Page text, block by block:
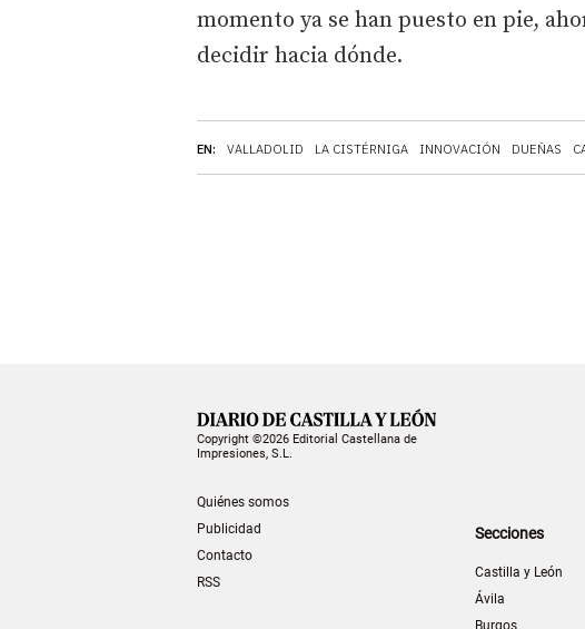
EN: VALLADOLID LA CISTÉRNIGA INNOVACIÓN DUEÑAS
momento ya se han puesto en pie,
decidir hacia dónde.
Copyright ©2026 Editorial Castellana de
Impresiones, S.L.
Quiénes somos
Publicidad
Contacto
RSS
Secciones
Castilla y León
Ávila
Burgos